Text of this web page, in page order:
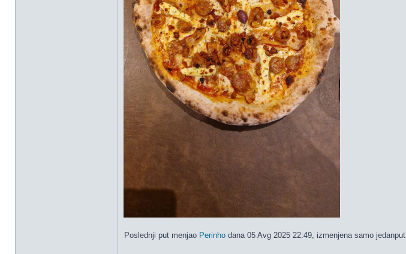
Poslednji put menjao Perinho dana 05 Avg 2025 22:49, izmenjena samo jedanput